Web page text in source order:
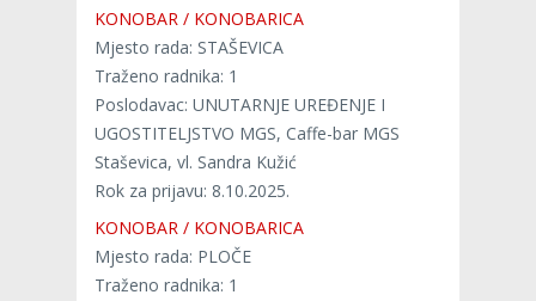
KONOBAR / KONOBARICA
Mjesto rada: STAŠEVICA
Traženo radnika: 1
Poslodavac: UNUTARNJE UREĐENJE I
UGOSTITELJSTVO MGS, Caffe-bar MGS
Staševica, vl. Sandra Kužić
Rok za prijavu: 8.10.2025.
KONOBAR / KONOBARICA
Mjesto rada: PLOČE
Traženo radnika: 1